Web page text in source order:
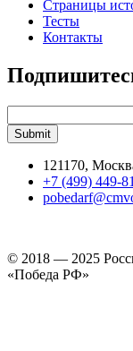
Страницы
Тесты
Контакты
121170,
+7 (499) 449-
© 2018 — 2025
«Победа РФ»